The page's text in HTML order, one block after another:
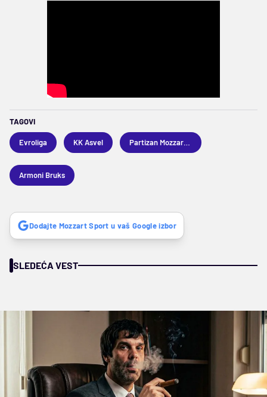
TAGOVI
Evroliga KK Asvel Partizan Mozzart Bet
Armoni Bruks
Dodajte Mozzart Sport u vaš Google izbor
SLEDEĆA VEST